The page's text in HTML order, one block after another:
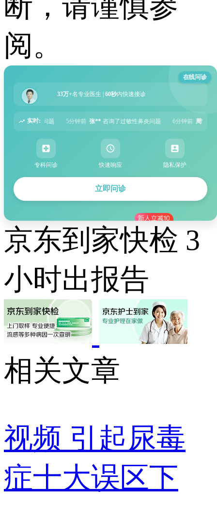
阅。
在线问诊
33万+名专业医生 | 60秒内快速接诊
实时:
咨询了过敏性鼻炎问题 6分钟前 周** 咨询了胃痛问题 8分钟前 王**
专科问诊 快速响应 隐私保护
立即问诊
京东到家快检 3
小时出报告
相关文章
视频 引起尿毒
症十大误区下